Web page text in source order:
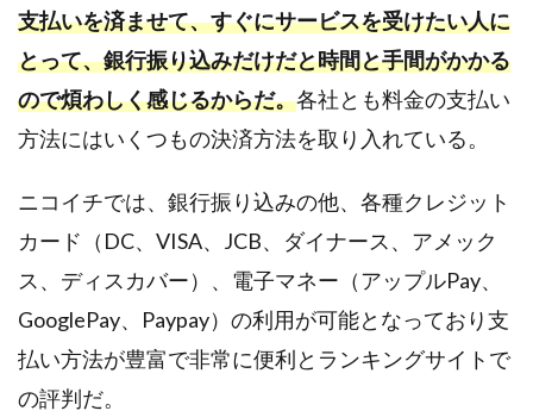
支払いを済ませて、すぐにサービスを受けたい人に
とって、銀行振り込みだけだと時間と手間がかかる
ので煩わしく感じるからだ。各社とも料金の支払い
方法にはいくつもの決済方法を取り入れている。
ニコイチでは、銀行振り込みの他、各種クレジット
カード（DC、VISA、JCB、ダイナース、アメック
ス、ディスカバー）、電子マネー（アップルPay、
GooglePay、Paypay）の利用が可能となっており支
払い方法が豊富で非常に便利とランキングサイトで
の評判だ。